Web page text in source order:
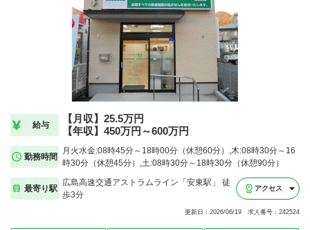
給与
【月収】25.5万円
【年収】450万円～600万円
勤務時間
月火水金:08時45分～18時00分（休憩60分）,木:08時30分～16
時30分（休憩45分）,土:08時30分～18時30分（休憩90分）
最寄り駅
広島高速交通アストラムライン「安東駅」 徒
歩3分
アクセス
更新日：2026/06/19 求人番号：242524